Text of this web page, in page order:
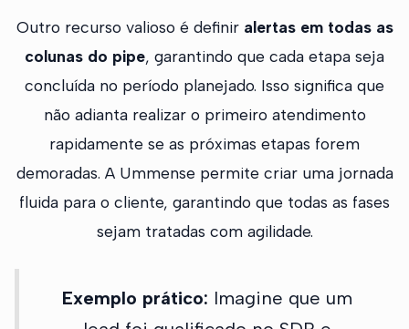
Outro recurso valioso é definir alertas em todas as
colunas do pipe, garantindo que cada etapa seja
concluída no período planejado. Isso significa que
não adianta realizar o primeiro atendimento
rapidamente se as próximas etapas forem
demoradas. A Ummense permite criar uma jornada
fluida para o cliente, garantindo que todas as fases
sejam tratadas com agilidade.
Exemplo prático: Imagine que um